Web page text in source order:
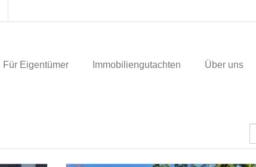
Für Eigentümer Immobiliengutachten Über uns